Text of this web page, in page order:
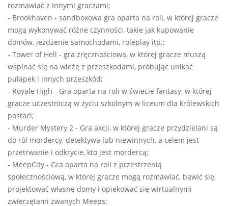
rozmawiać z innymi graczami;
- Brookhaven - sandboxowa gra oparta na roli, w której gracze
mogą wykonywać różne czynności, takie jak kupowanie
domów, jeżdżenie samochodami, roleplay itp.;
- Tower of Hell - gra zręcznościowa, w której gracze muszą
wspinać się na wieżę z przeszkodami, próbując unikać
pułapek i innych przeszkód;
- Royale High - Gra oparta na roli w świecie fantasy, w której
gracze uczestniczą w życiu szkolnym w liceum dla królewskich
postaci;
- Murder Mystery 2 - Gra akcji, w której gracze przydzielani są
do ról mordercy, detektywa lub niewinnych, a celem jest
przetrwanie i odkrycie, kto jest mordercą;
- MeepCity - Gra oparta na roli z przestrzenią
społecznościową, w której gracze mogą rozmawiać, bawić się,
projektować własne domy i opiekować się wirtualnymi
zwierzętami zwanych Meeps;